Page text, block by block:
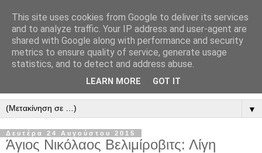
" Εξομολογεῖσθε τῶ Κυρίῳ
"
ὃτι ἀγαθός, ὃτι εἰς τόν αἰῶνα τό ἔλεος αὐτοῦ. Αλληλούϊα.
▼
Δευτέρα 24 Αυγούστου 2015
Άγιος Νικόλαος Βελιμίροβιτς: Λίγη
This site uses cookies from Google to deliver its services
and to analyze traffic. Your IP address and user-agent are
shared with Google along with performance and security
metrics to ensure quality of service, generate usage
statistics, and to detect and address abuse.
LEARN MORE GOT IT